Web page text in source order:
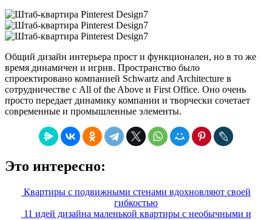
Общий дизайн интерьера прост и функционален, но в то же
время динамичен и игрив. Пространство было
спроектировано компанией Schwartz and Architecture в
сотрудничестве с All of the Above и First Office. Оно очень
просто передает динамику компании и творчески сочетает
современные и промышленные элементы.
Это интересно:
Квартиры с подвижными стенами вдохновляют своей
гибкостью
11 идей дизайна маленькой квартиры с необычными и